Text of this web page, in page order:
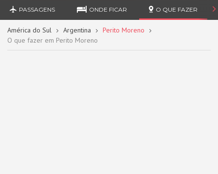
PASSAGENS ONDE FICAR O QUE FAZER
América do Sul Argentina
Perito Moreno
O que fazer em Perito Moreno